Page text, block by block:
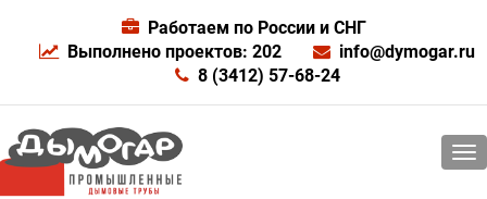
Работаем по России и СНГ
Выполнено проектов: 202
info@dymogar.ru
8 (3412) 57-68-24